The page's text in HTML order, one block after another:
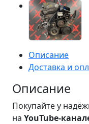
Описание
Доставка и
Описание
Покупайте у
на YouTube-